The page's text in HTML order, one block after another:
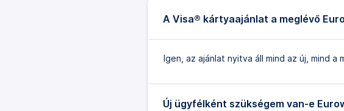
A Visa® kártyaajánlat a meglévő
Igen, az ajánlat nyitva áll mind az új, mind
Új ügyfélként szükségem van-e